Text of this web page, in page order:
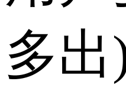
多出)